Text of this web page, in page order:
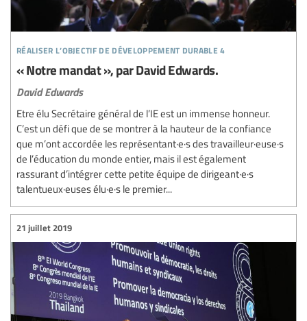
réaliser l’objectif de développement durable 4
« Notre mandat », par David Edwards.
David Edwards
Etre élu Secrétaire général de l’IE est un immense honneur.
C’est un défi que de se montrer à la hauteur de la confiance
que m’ont accordée les représentant·e·s des travailleur·euse·s
de l’éducation du monde entier, mais il est également
rassurant d’intégrer cette petite équipe de dirigeant·e·s
talentueux·euses élu·e·s le premier...
21 juillet 2019